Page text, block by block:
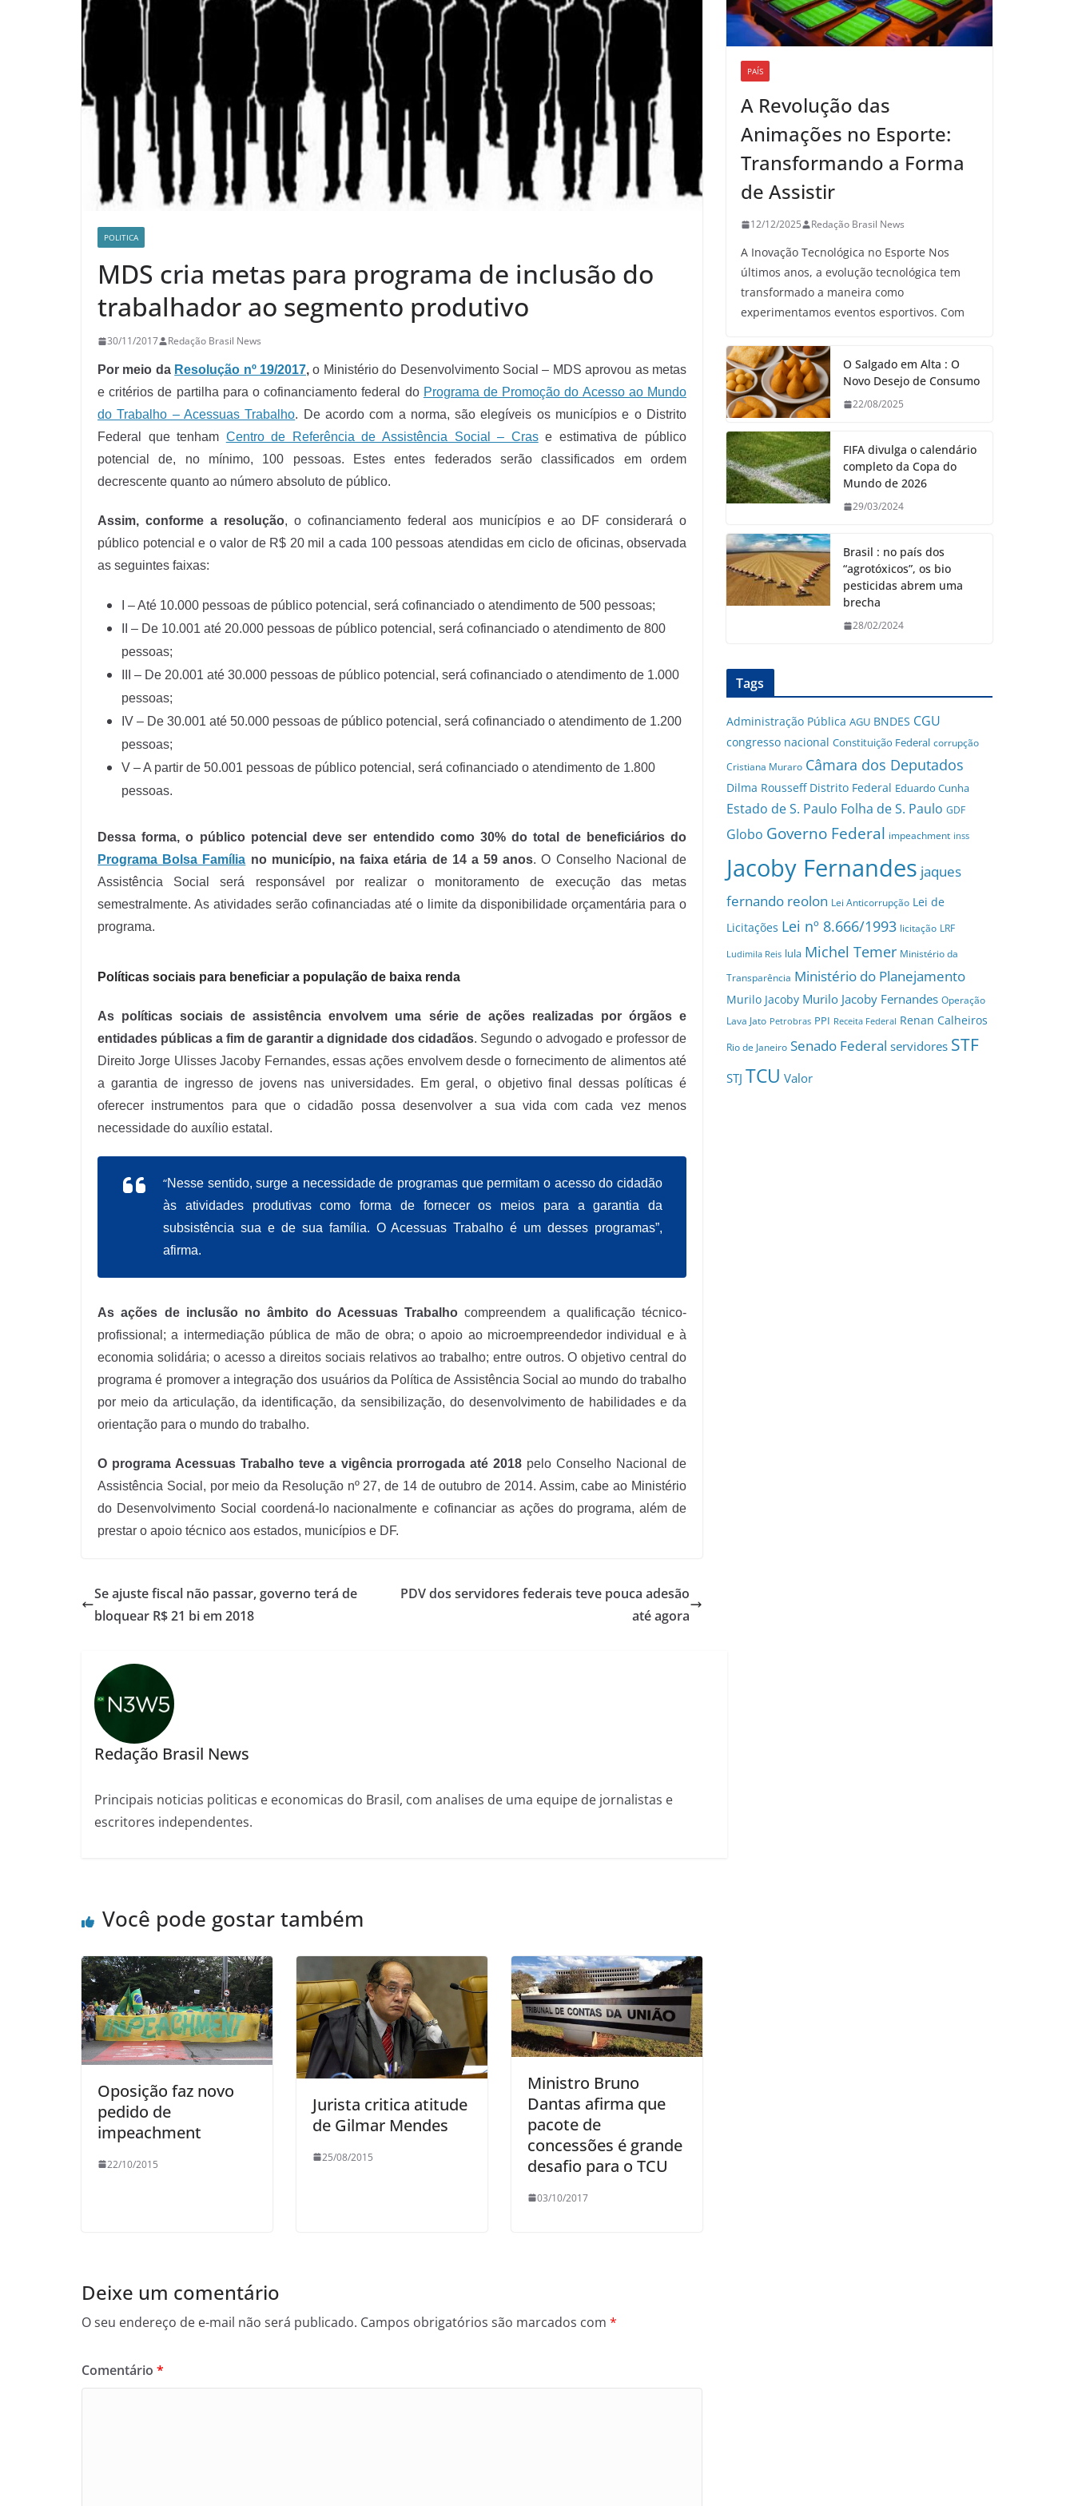
POLITICA
MDS cria metas para programa de inclusão do
trabalhador ao segmento produtivo
30/11/2017 Redação Brasil News
Por meio da Resolução nº 19/2017, o Ministério do Desenvolvimento Social – MDS aprovou as metas
e critérios de partilha para o cofinanciamento federal do Programa de Promoção do Acesso ao Mundo
do Trabalho – Acessuas Trabalho. De acordo com a norma, são elegíveis os municípios e o Distrito
Federal que tenham Centro de Referência de Assistência Social – Crase estimativa de público
potencial de, no mínimo, 100 pessoas. Estes entes federados serão classificados em ordem
decrescente quanto ao número absoluto de público.
Assim, conforme a resolução, o cofinanciamento federal aos municípios e ao DF considerará o
público potencial e o valor de R$ 20 mil a cada 100 pessoas atendidas em ciclo de oficinas, observada
as seguintes faixas:
I – Até 10.000 pessoas de público potencial, será cofinanciado o atendimento de 500 pessoas;
II – De 10.001 até 20.000 pessoas de público potencial, será cofinanciado o atendimento de 800
pessoas;
III – De 20.001 até 30.000 pessoas de público potencial, será cofinanciado o atendimento de 1.000
pessoas;
IV – De 30.001 até 50.000 pessoas de público potencial, será cofinanciado o atendimento de 1.200
pessoas;
V – A partir de 50.001 pessoas de público potencial, será cofinanciado o atendimento de 1.800
pessoas.
Dessa forma, o público potencial deve ser entendido como 30% do total de beneficiários do
Programa Bolsa Família no município, na faixa etária de 14 a 59 anos. O Conselho Nacional de
Assistência Social será responsável por realizar o monitoramento de execução das metas
semestralmente. As atividades serão cofinanciadas até o limite da disponibilidade orçamentária para o
programa.
Políticas sociais para beneficiar a população de baixa renda
As políticas sociais de assistência envolvem uma série de ações realizadas por órgãos e
entidades públicas a fim de garantir a dignidade dos cidadãos. Segundo o advogado e professor de
Direito Jorge Ulisses Jacoby Fernandes, essas ações envolvem desde o fornecimento de alimentos até
a garantia de ingresso de jovens nas universidades. Em geral, o objetivo final dessas políticas é
oferecer instrumentos para que o cidadão possa desenvolver a sua vida com cada vez menos
necessidade do auxílio estatal.
“Nesse sentido, surge a necessidade de programas que permitam o acesso do cidadão
às atividades produtivas como forma de fornecer os meios para a garantia da
subsistência sua e de sua família. O Acessuas Trabalho é um desses programas”,
afirma.
As ações de inclusão no âmbito do Acessuas Trabalho compreendem a qualificação técnico-
profissional; a intermediação pública de mão de obra; o apoio ao microempreendedor individual e à
economia solidária; o acesso a direitos sociais relativos ao trabalho; entre outros. O objetivo central do
programa é promover a integração dos usuários da Política de Assistência Social ao mundo do trabalho
por meio da articulação, da identificação, da sensibilização, do desenvolvimento de habilidades e da
orientação para o mundo do trabalho.
O programa Acessuas Trabalho teve a vigência prorrogada até 2018 pelo Conselho Nacional de
Assistência Social, por meio da Resolução nº 27, de 14 de outubro de 2014. Assim, cabe ao Ministério
do Desenvolvimento Social coordená-lo nacionalmente e cofinanciar as ações do programa, além de
prestar o apoio técnico aos estados, municípios e DF.
Se ajuste fiscal não passar, governo terá de
bloquear R$ 21 bi em 2018
PDV dos servidores federais teve pouca adesão
até agora
Redação Brasil News
Principais noticias politicas e economicas do Brasil, com analises de uma equipe de jornalistas e
escritores independentes.
Você pode gostar também
Oposição faz novo
pedido de
impeachment
22/10/2015
Jurista critica atitude
de Gilmar Mendes
25/08/2015
Ministro Bruno
Dantas afirma que
pacote de
concessões é grande
desafio para o TCU
03/10/2017
Deixe um comentário
O seu endereço de e-mail não será publicado. Campos obrigatórios são marcados com *
Comentário *
PAÍS
A Revolução das
Animações no Esporte:
Transformando a Forma
de Assistir
12/12/2025 Redação Brasil News
A Inovação Tecnológica no Esporte Nos
últimos anos, a evolução tecnológica tem
transformado a maneira como
experimentamos eventos esportivos. Com
O Salgado em Alta : O
Novo Desejo de Consumo
22/08/2025
FIFA divulga o calendário
completo da Copa do
Mundo de 2026
29/03/2024
Brasil : no país dos
“agrotóxicos”, os bio
pesticidas abrem uma
brecha
28/02/2024
Tags
Administração Pública AGU BNDES CGU
congresso nacional Constituição Federal corrupção
Cristiana Muraro Câmara dos Deputados
Dilma Rousseff Distrito Federal Eduardo Cunha
Estado de S. Paulo Folha de S. Paulo GDF
Globo Governo Federal impeachment inss
Jacoby Fernandes jaques
fernando reolon Lei Anticorrupção Lei de
Licitações Lei nº 8.666/1993 licitação LRF
Ludimila Reis lula Michel Temer Ministério da
Transparência Ministério do Planejamento
Murilo Jacoby Murilo Jacoby Fernandes Operação
Lava Jato Petrobras PPI Receita Federal Renan Calheiros
Rio de Janeiro Senado Federal servidores STF
STJ TCU Valor